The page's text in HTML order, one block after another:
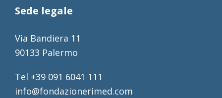
Sede legale
Via Bandiera 11
90133 Palermo
Tel +39 091 6041 111
info@fondazionerimed.com